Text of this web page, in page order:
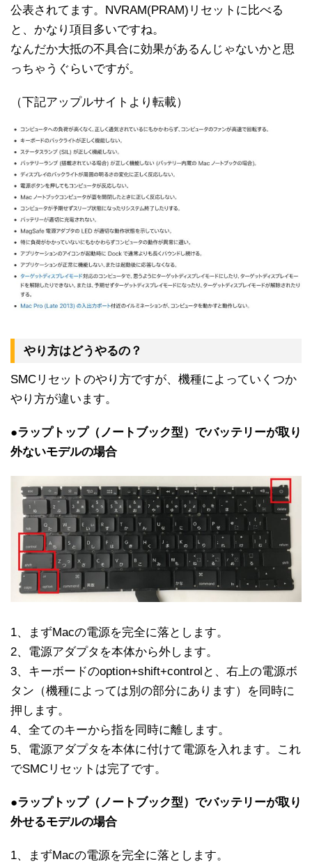
公表されてます。NVRAM(PRAM)リセットに比べる
と、かなり項目多いですね。
なんだか大抵の不具合に効果があるんじゃないかと思
っちゃうぐらいですが。
（下記アップルサイトより転載）
やり方はどうやるの？
SMCリセットのやり方ですが、機種によっていくつか
やり方が違います。
●ラップトップ（ノートブック型）でバッテリーが取り
外ないモデルの場合
1、まずMacの電源を完全に落とします。
2、電源アダプタを本体から外します。
3、キーボードのoption+shift+controlと、右上の電源ボ
タン（機種によっては別の部分にあります）を同時に
押します。
4、全てのキーから指を同時に離します。
5、電源アダプタを本体に付けて電源を入れます。これ
でSMCリセットは完了です。
●ラップトップ（ノートブック型）でバッテリーが取り
外せるモデルの場合
1、まずMacの電源を完全に落とします。